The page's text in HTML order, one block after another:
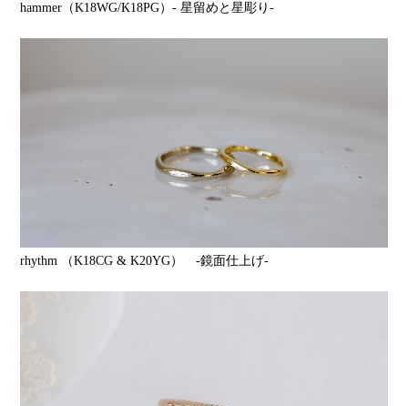
hammer（K18WG/K18PG）- 星留めと星彫り-
rhythm （K18CG & K20YG） -鏡面仕上げ-